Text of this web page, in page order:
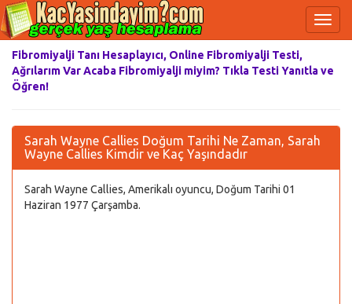
Fibromiyalji Tanı Hesaplayıcı, Online Fibromiyalji Testi,
Ağrılarım Var Acaba Fibromiyalji miyim? Tıkla Testi Yanıtla ve
Öğren!
Sarah Wayne Callies Doğum Tarihi Ne Zaman, Sarah
Wayne Callies Kimdir ve Kaç Yaşındadır
Sarah Wayne Callies, Amerikalı oyuncu, Doğum Tarihi 01
Haziran 1977 Çarşamba.